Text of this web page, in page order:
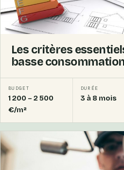
Les critères
basse
BUDGET
1 200 – 2 500
€/m²
DURÉE
3 à 8 mois